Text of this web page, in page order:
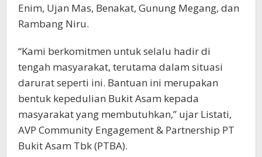
Enim, Ujan Mas, Benakat, Gunung Megang, dan
Rambang Niru.
“Kami berkomitmen untuk selalu hadir di
tengah masyarakat, terutama dalam situasi
darurat seperti ini. Bantuan ini merupakan
bentuk kepedulian Bukit Asam kepada
masyarakat yang membutuhkan,” ujar Listati,
AVP Community Engagement & Partnership PT
Bukit Asam Tbk (PTBA).